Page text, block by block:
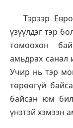
Тэрээр
үзүүлдэг тэр
томоохон
амьдрах санал
Учир нь тэр
төрөөгүй
байсан юм
үнэтэй хэмээн